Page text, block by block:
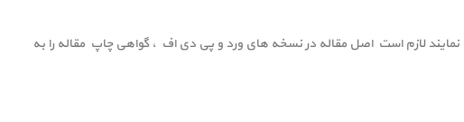
نمایند لازم است اصل مقاله در نسخه های ورد و پی دی اف ، گواهی چاپ مقاله را به